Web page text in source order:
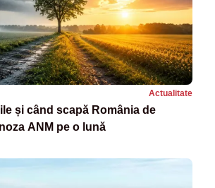
Actualitate
și când scapă România de
ANM pe o lună